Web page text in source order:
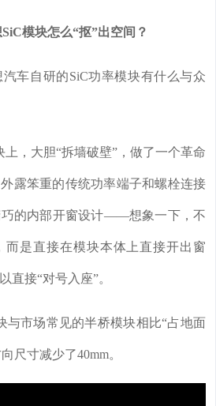
模块怎么“抠”出空间？
车自研的SiC功率模块有什么与众
，大胆“拆墙破壁”，做了一个革命
露笨重的传统功率端子和螺栓连接
巧的内部开窗设计——想象一下，不
而是直接在模块本体上直接开出窗
直接“对号入座”。
与市场常见的半桥模块相比“占地面
尺寸减少了40mm。